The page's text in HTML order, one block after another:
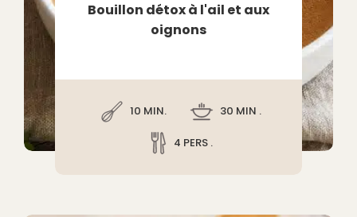
Bouillon détox à l'ail et aux
oignons
10 MIN. 30 MIN .
4 PERS .